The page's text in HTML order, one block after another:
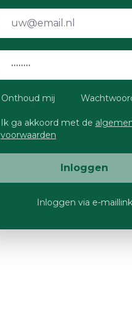
Onthoud mij
Ik ga akkoord met de
voorwaarden
Inloggen
Inloggen via e-maillink